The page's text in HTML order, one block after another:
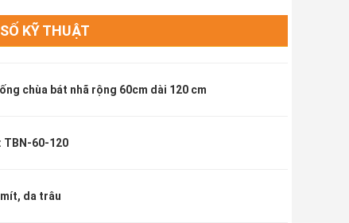
KỸ THUẬT
chùa bát nhã rộng 60cm dài 120 cm
TBN-60-120
da trâu